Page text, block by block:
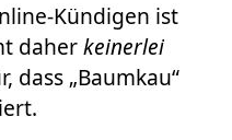
Kündigen ist
daherkeinerlei
dass „Baumkau“